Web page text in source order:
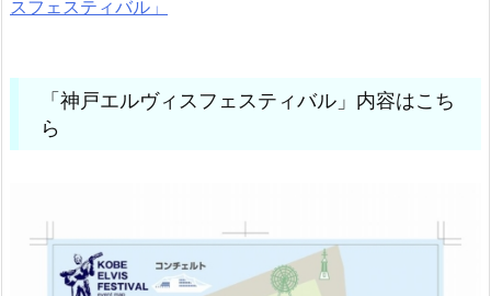
スフェスティバル」
「神戸エルヴィスフェスティバル」内容はこち
ら